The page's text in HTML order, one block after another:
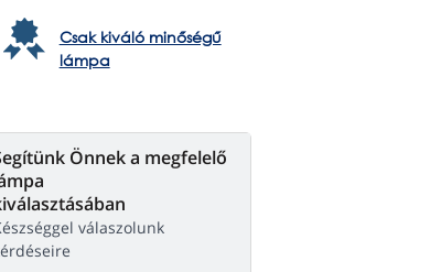
Csak kiváló minőségű
lámpa
Önnek a megfelelő
válaszolunk